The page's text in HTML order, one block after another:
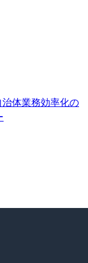
治体業務効率化の